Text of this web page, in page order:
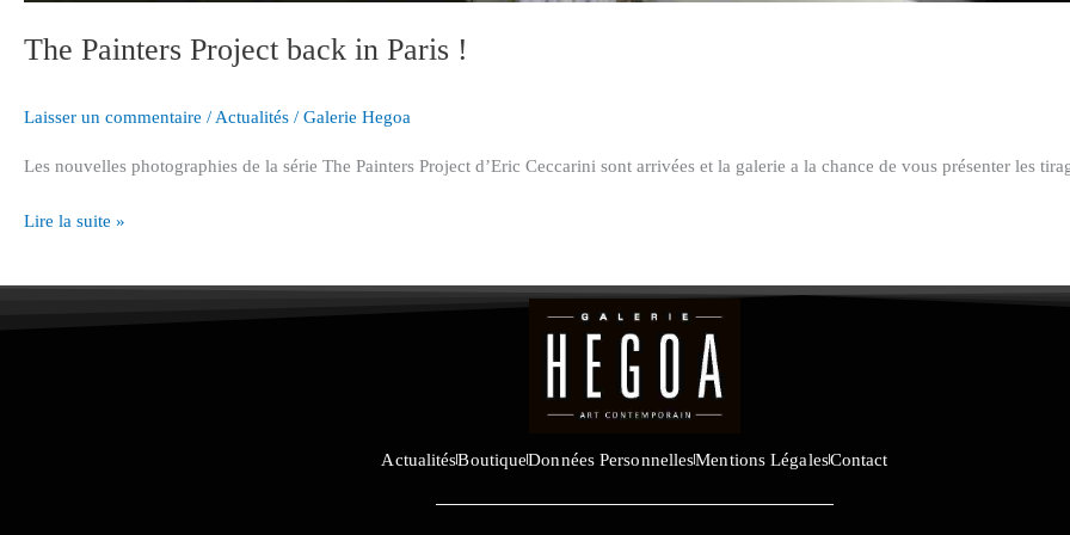
The Painters Project back in Paris !
Laisser un commentaire / Actualités / Galerie Hegoa
Les nouvelles photographies de la série The Painters Project d’Eric Ceccarini sont arrivées et la galerie a la chance de vous présenter les
Lire la suite »
ActualitésBoutiqueDonnées PersonnellesMentions LégalesContact